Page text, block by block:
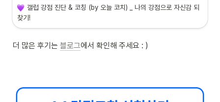
갤럽 강점 진단 & 코칭 (by 오늘 코치) _ 나의 강점으로 자신감 되
찾기!
더 많은 후기는 블로그에서 확인해 주세요 : )